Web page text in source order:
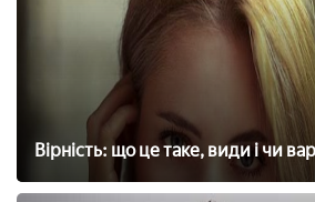
Вірність: що це таке, види і чи